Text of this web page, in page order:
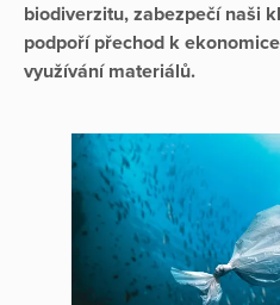
biodiverzitu, zabezpečí naši
podpoří přechod k
využívání materiálů.